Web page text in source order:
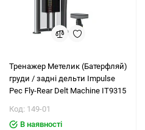
Тренажер Метелик (Батерфляй)
груди / задні дельти Impulse
Pec Fly-Rear Delt Machine IT9315
Код: 149-01
В наявності